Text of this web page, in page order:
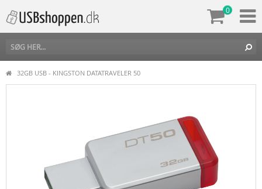
0
32GB USB - KINGSTON DATATRAVELER 50